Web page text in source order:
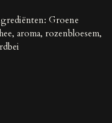
Groene
aroma, rozenbloesem,